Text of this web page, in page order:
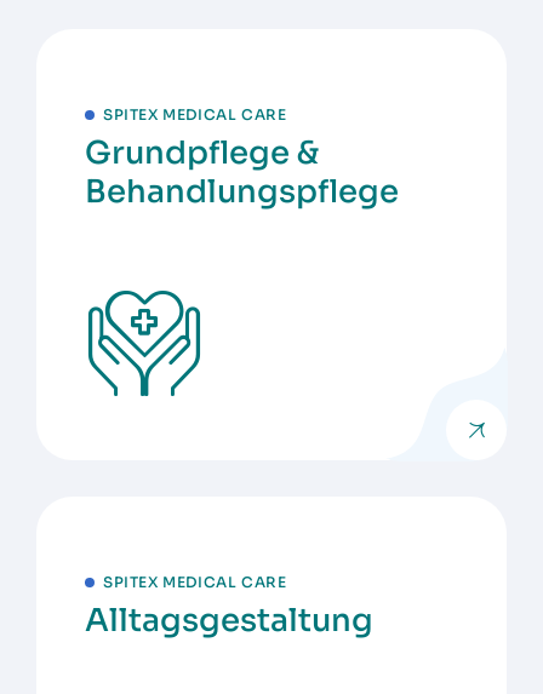
SPITEX MEDICAL CARE
Grundpflege &
Behandlungspflege
SPITEX MEDICAL CARE
Alltagsgestaltung